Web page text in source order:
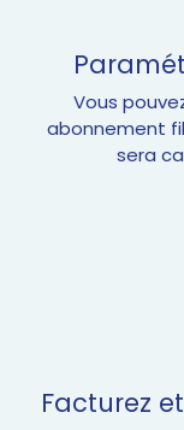
Vous
abonnement
sera
Facturez